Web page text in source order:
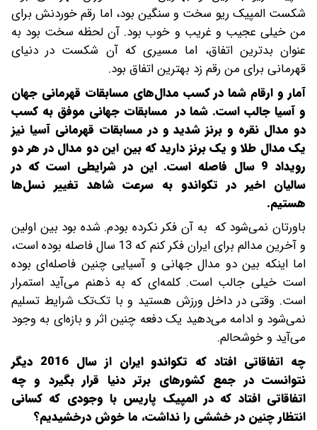
شکست المپیک ریو سخت و سنگین بود، اما رقم خوردنش برای
من خیلی عجیب و غریب و خوب بود. آن لحظه سخت بود به
عنوان بدترین اتفاق، اما مسیری که آن شکست در دنیای
قهرمانی برای من رقم زد بهترین اتفاق بود.
آمار و ارقام شما در کسب مدال‌های مسابقات قهرمانی جهان
و آسیا جالب است. شما در مسابقات جهانی موفق به کسب
دو مدال نقره و برنز شدید و در مسابقات قهرمانی آسیا نیز
یک مدال طلا و یک برنز دارید که بین این دو مدال در هر دو
رویداد 9 سال فاصله است. این در شرایطی است که در
سالیان اخیر در تکواندو به سرعت شاهد تغییر نسل‌ها
هستیم.
باورتان نمی‌شود که به آن فکر نکرده بودم. شده بود بین اولین
و آخرین مدالم برای ایران فکر کنم که 13 سال فاصله بوده است،
اما اینکه بین دو مدال جهانی و آسیایی چنین فاصله‌ای بوده
است خیلی جالب است. کلمه‌ای که به ذهنم می‌آید استمرار
است. وقتی در داخل ورزش هستید و با تک‌تک شرایط تسلیم
نمی‌شود و ادامه می‌دهید یک دفعه چنین اثر و بازه‌ای به وجود
می‌آید و خوشحالم.
چه اتفاقاتی افتاد که تکواندو ایران از سال 2016 دیگر
نتوانست در جمع کشورهای برتر دنیا قرار بگیرد و چه
اتفاقاتی افتاد که در المپیک پاریس با وجودی که کسانی
انتظار چنین در خششی را نداشت، ما خوش درخشیدیم؟